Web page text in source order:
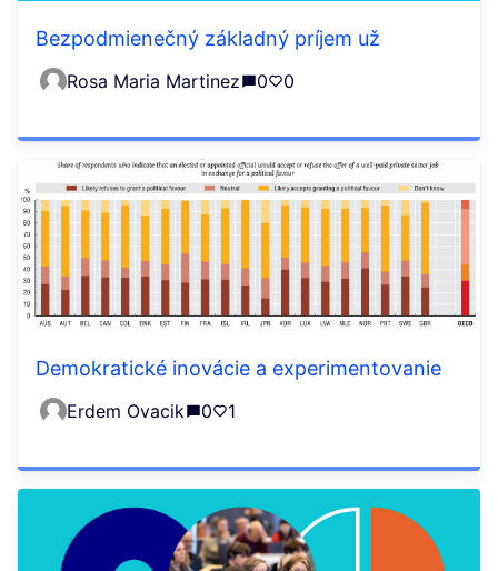
Bezpodmienečný základný príjem už
Rosa Maria Martinez 0 0
Demokratické inovácie a experimentovanie
Erdem Ovacik 0 1